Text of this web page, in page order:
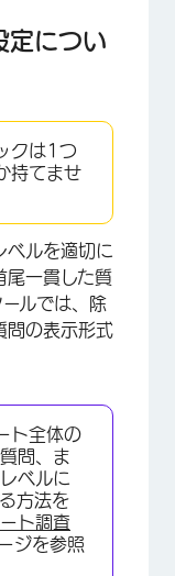
定につい
クは1つ
持てませ
ベルを適切に
尾一貫した質
ルでは、除
問の表示形式
ト全体の
問、ま
ベルに
方法を
ト調査
ジを参照